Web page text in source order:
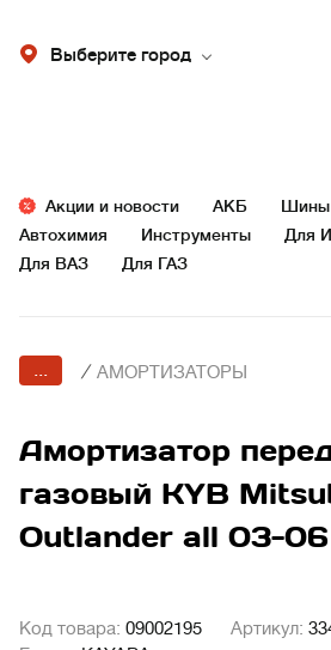
Выберите город
Акции и новости АКБ
Шины
Автохимия
Инструменты
Для
Для ВАЗ
Для ГАЗ
... / АМОРТИЗАТОРЫ
Амортизатор
газовый KYB
Outlander all 03-06
Код товара: 09002195 Артикул: